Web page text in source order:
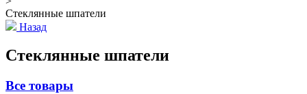
Стеклянные шпатели
Назад
Стеклянные шпатели
Все товары